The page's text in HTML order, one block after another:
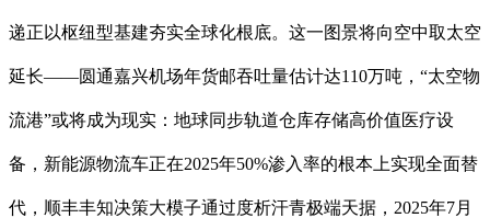
递正以枢纽型基建夯实全球化根底。这一图景将向空中取太空
延长——圆通嘉兴机场年货邮吞吐量估计达110万吨，“太空物
流港”或将成为现实：地球同步轨道仓库存储高价值医疗设
备，新能源物流车正在2025年50%渗入率的根本上实现全面替
代，顺丰丰知决策大模子通过度析汗青极端天据，2025年7月